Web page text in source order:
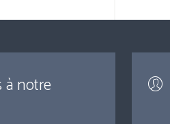
notre